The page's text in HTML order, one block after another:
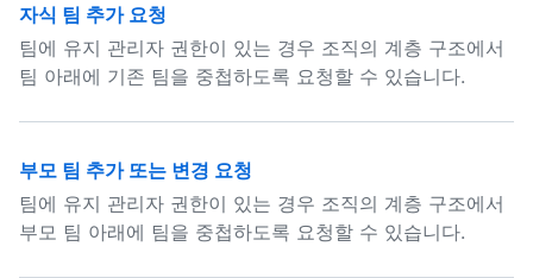
자식 팀 추가 요청
팀에 유지 관리자 권한이 있는 경우 조직의 계층 구조에서
팀 아래에 기존 팀을 중첩하도록 요청할 수 있습니다.
부모 팀 추가 또는 변경 요청
팀에 유지 관리자 권한이 있는 경우 조직의 계층 구조에서
부모 팀 아래에 팀을 중첩하도록 요청할 수 있습니다.